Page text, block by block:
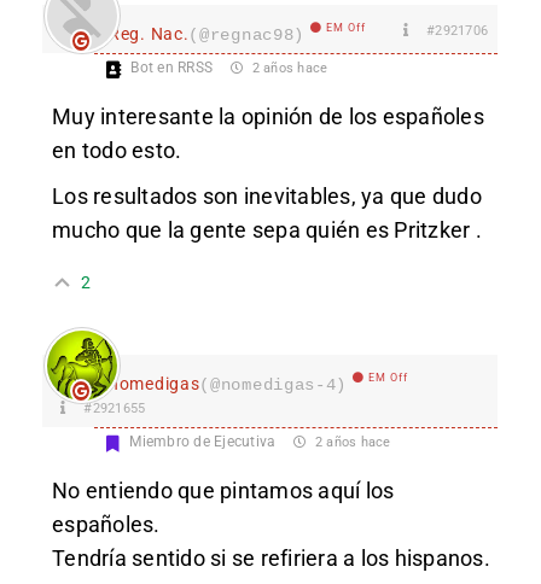
Reg. Nac.(@regnac98) EM Off #2921706
Bot en RRSS 2 años hace
Muy interesante la opinión de los españoles
en todo esto.
Los resultados son inevitables, ya que dudo
mucho que la gente sepa quién es Pritzker .
2
nomedigas(@nomedigas-4) EM Off
#2921655
Miembro de Ejecutiva 2 años hace
No entiendo que pintamos aquí los
españoles.
Tendría sentido si se refiriera a los hispanos.